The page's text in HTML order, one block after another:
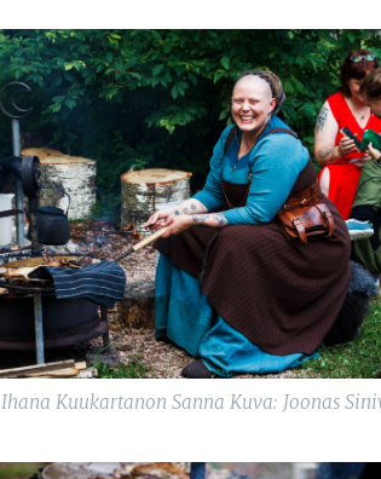
Ihana Kuukartanon Sanna Kuva: Joonas